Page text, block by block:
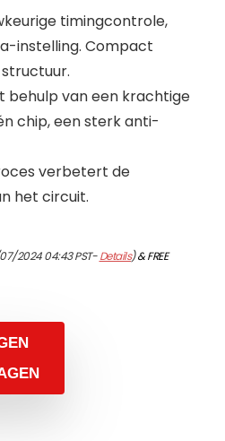
timingcontrole,
instelling. Compact
behulp van een krachtige
chip, een sterk anti-
verbetert de
het circuit.
2024 04:43 PST-Details)&FREE